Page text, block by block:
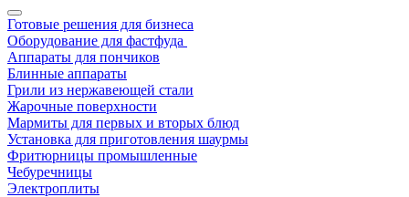
Готовые решения для бизнеса
Оборудование для фастфуда
Аппараты для пончиков
Блинные аппараты
Грили из нержавеющей стали
Жарочные поверхности
Мармиты для первых и вторых блюд
Установка для приготовления шаурмы
Фритюрницы промышленные
Чебуречницы
Электроплиты